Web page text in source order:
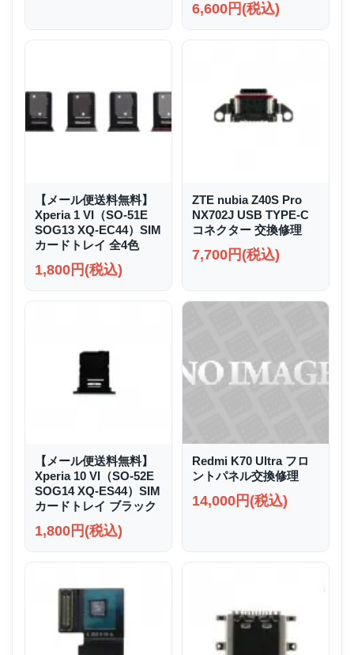
6,600円(税込)
【メール便送料無料】
Xperia 1 VI（SO-51E
SOG13 XQ-EC44）SIM
カードトレイ 全4色
1,800円(税込)
ZTE nubia Z40S Pro
NX702J USB TYPE-C
コネクター 交換修理
7,700円(税込)
【メール便送料無料】
Xperia 10 VI（SO-52E
SOG14 XQ-ES44）SIM
カードトレイ ブラック
1,800円(税込)
Redmi K70 Ultra フロ
ントパネル交換修理
14,000円(税込)